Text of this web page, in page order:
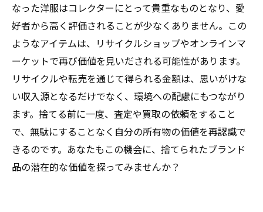
なった洋服はコレクターにとって貴重なものとなり、愛
好者から高く評価されることが少なくありません。この
ようなアイテムは、リサイクルショップやオンラインマ
ーケットで再び価値を見いだされる可能性があります。
リサイクルや転売を通じて得られる金額は、思いがけな
い収入源となるだけでなく、環境への配慮にもつながり
ます。捨てる前に一度、査定や買取の依頼をすること
で、無駄にすることなく自分の所有物の価値を再認識で
きるのです。あなたもこの機会に、捨てられたブランド
品の潜在的な価値を探ってみませんか？